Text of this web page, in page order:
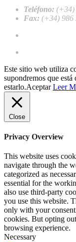
Teléfono: (+34)
Fax: (+34) 986
Este sitio web utiliza
supondremos que
estarlo.Aceptar Leer
Close
Privacy Overview
This website uses
navigate through the
categorized as
essential for the
also use third-party
you use this website.
only with your
cookies. But opting
browsing experience.
Necessary